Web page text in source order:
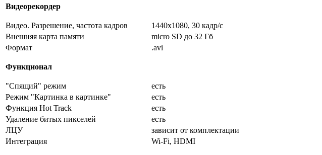
Видеорекордер
Видео. Разрешение, частота кадров
1440x1080, 30 кадр/с
Внешняя карта памяти
micro SD до 32 Гб
Формат
.avi
Функционал
"Спящий" режим
есть
Режим "Картинка в картинке"
есть
Функция Hot Track
есть
Удаление битых пикселей
есть
ЛЦУ
зависит от комплектации
Интеграция
Wi-Fi, HDMI